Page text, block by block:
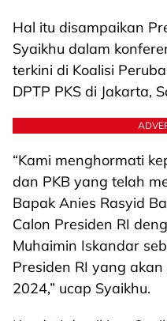
Hal itu disampaikan
Syaikhu dalam
terkini di Koalisi
DPTP PKS di Jakarta,
“Kami menghormati
dan PKB yang telah
Bapak Anies Rasyid
Calon Presiden RI
Muhaimin Iskandar
Presiden RI yang
2024,” ucap Syaikhu.